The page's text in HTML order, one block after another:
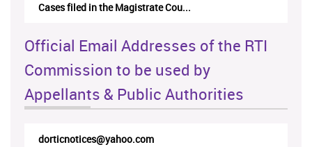
Cases filed in the Magistrate Cou...
Official Email Addresses of the RTI
Commission to be used by
Appellants & Public Authorities
dorticnotices@yahoo.com